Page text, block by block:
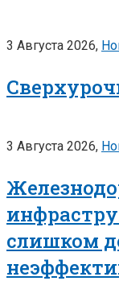
3 Августа 2026,
3 Августа 2026,
слишком